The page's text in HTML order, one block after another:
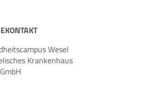
Wesel
Krankenhaus